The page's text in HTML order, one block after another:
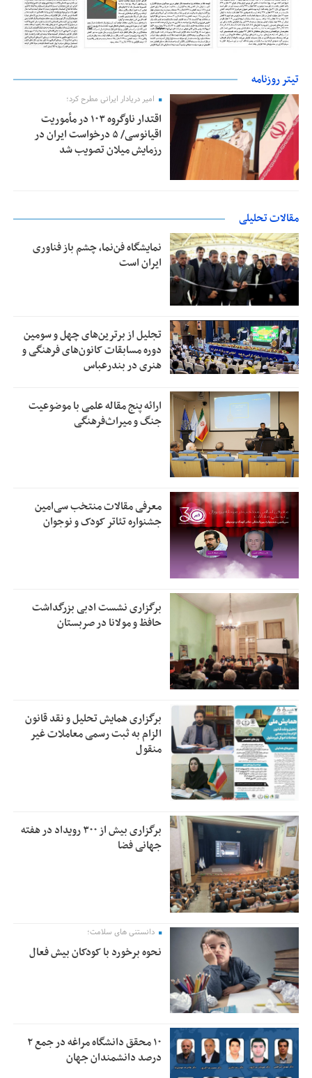
تیتر روزنامه
امیر دریادار ایرانی مطرح کرد؛
اقتدار ناوگروه ۱۰۳ در مأموریت‌
اقیانوسی/ ۵ درخواست ایران در
رزمایش میلان تصویب شد
مقالات تحلیلی
نمایشگاه فن‌نما، چشم باز فناوری
ایران است
تجلیل از بر‌ترین‌های چهل و سومین
دوره مسابقات کانون‌های فرهنگی و
هنری در بندرعباس
ارائه پنج مقاله علمی با موضوعیت
جنگ و میراث‌فرهنگی
معرفی مقالات منتخب سی‌امین
جشنواره تئاتر کودک و نوجوان
برگزاری نشست ادبی بزرگداشت
حافظ و مولانا در صربستان
برگزاری همایش تحلیل و نقد قانون
الزام به ثبت رسمی معاملات غیر
منقول
برگزاری بیش از ۳۰۰ رویداد در هفته
جهانی فضا
دانستنی های سلامت؛
نحوه برخورد با کودکان بیش فعال
۱۰ محقق دانشگاه مراغه در جمع ۲
درصد دانشمندان جهان